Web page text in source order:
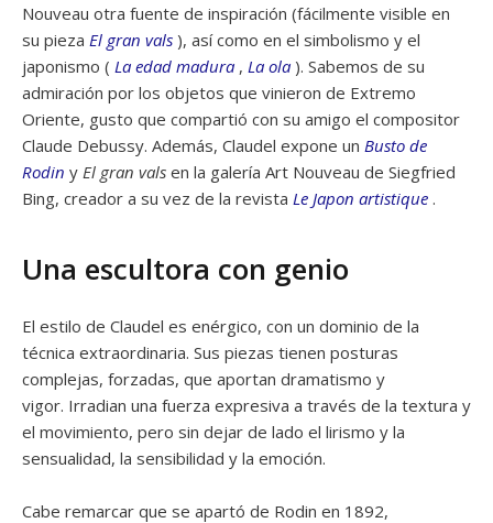
Nouveau otra fuente de inspiración (fácilmente visible en
su pieza El gran vals ), así como en el simbolismo y el
japonismo ( La edad madura , La ola ). Sabemos de su
admiración por los objetos que vinieron de Extremo
Oriente, gusto que compartió con su amigo el compositor
Claude Debussy. Además, Claudel expone un Busto de
Rodin y El gran vals en la galería Art Nouveau de Siegfried
Bing, creador a su vez de la revista Le Japon artistique .
Una escultora con genio
El estilo de Claudel es enérgico, con un dominio de la
técnica extraordinaria. Sus piezas tienen posturas
complejas, forzadas, que aportan dramatismo y
vigor. Irradian una fuerza expresiva a través de la textura y
el movimiento, pero sin dejar de lado el lirismo y la
sensualidad, la sensibilidad y la emoción.
Cabe remarcar que se apartó de Rodin en 1892,